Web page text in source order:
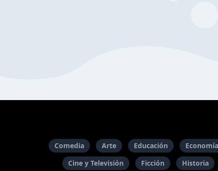
Comedia Arte Educación
Cine y Televisión
Ficción Historia